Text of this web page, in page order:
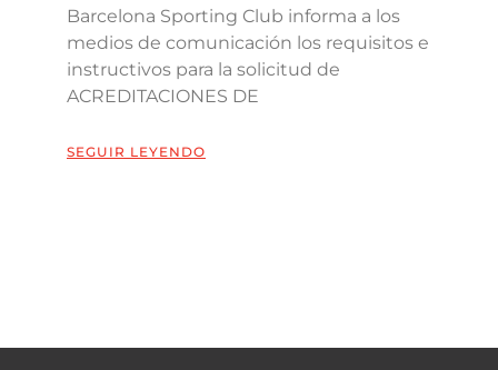
Barcelona Sporting Club informa a los
medios de comunicación los requisitos e
instructivos para la solicitud de
ACREDITACIONES DE
SEGUIR LEYENDO